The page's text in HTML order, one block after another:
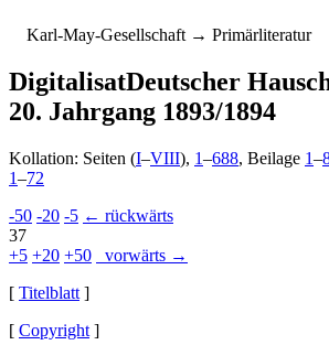
Karl-May-Gesellschaft → Primärliteratur
DigitalisatDeutscher
20. Jahrgang 1893/1894
Kollation: Seiten (I–VIII), 1–688, Beilage 1–
1–72
-50 -20 -5 ← rückwärts
37
+5 +20 +50
vorwärts →
[ Titelblatt ]
[ Copyright ]